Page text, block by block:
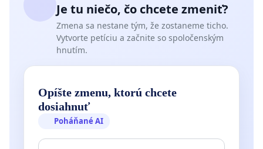
Je tu niečo, čo chcete zmeniť?
Zmena sa nestane tým, že zostaneme ticho.
Vytvorte petíciu a začnite so spoločenským
hnutím.
Opíšte zmenu, ktorú chcete
dosiahnuť
Poháňané AI